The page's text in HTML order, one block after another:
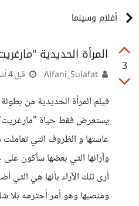
أفلام وسينما
3
المرأة الحديدية
قبل 4 أشهر
فيلم المرأة الحديدية من
يستعرض فقط حياة "مارغريت"
عاشتها و الظروف التي
وآرائها التي بعضها سأكون على
أرى تلك الآراء بأنها هي
ومنصبها وهو أمر أحترمه بلا